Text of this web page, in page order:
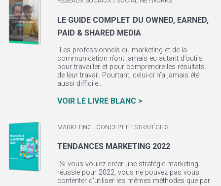
LE GUIDE COMPLET DU OWNED, EARNED,
PAID & SHARED MEDIA
"Les professionnels du marketing et de la
communication n’ont jamais eu autant d’outils
pour travailler et pour comprendre les résultats
de leur travail. Pourtant, celui-ci n’a jamais été
aussi difficile...
VOIR LE LIVRE BLANC >
MARKETING : CONCEPT ET STRATÉGIES
TENDANCES MARKETING 2022
"Si vous voulez créer une stratégie marketing
réussie pour 2022, vous ne pouvez pas vous
contenter d'utiliser les mêmes méthodes que par